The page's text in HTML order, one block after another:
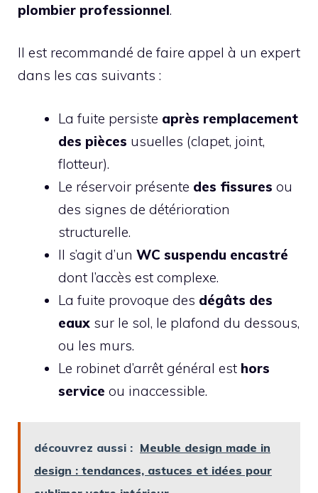
plombier professionnel.
Il est recommandé de faire appel à un expert
dans les cas suivants :
La fuite persiste après remplacement
des pièces usuelles (clapet, joint,
flotteur).
Le réservoir présente des fissures ou
des signes de détérioration
structurelle.
Il s’agit d’un WC suspendu encastré
dont l’accès est complexe.
La fuite provoque des dégâts des
eaux sur le sol, le plafond du dessous,
ou les murs.
Le robinet d’arrêt général est hors
service ou inaccessible.
découvrez aussi : Meuble design made in
design : tendances, astuces et idées pour